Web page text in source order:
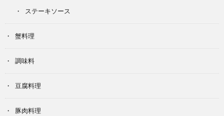
ステーキソース
蟹料理
調味料
豆腐料理
豚肉料理